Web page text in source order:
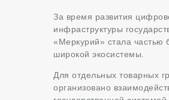
За время развития
инфраструктуры
«Меркурий» стала частью
широкой экосистемы.
Для отдельных товарных
организовано